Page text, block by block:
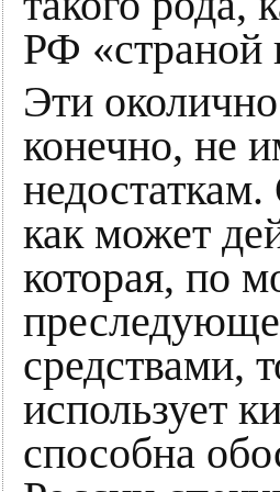
РФ «страной
Эти
конечно, не
как может
которая, по
средствами,
использует
способна